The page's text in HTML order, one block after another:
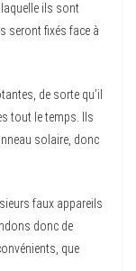
laquelle ils sont
seront fixés face à
de sorte qu’il
tout le temps. Ils
solaire, donc
faux appareils
donc de
que